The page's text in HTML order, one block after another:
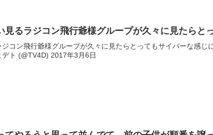
見るラジコン飛行爺様グループが久々に見たらと
コン飛行爺様グループが久々に見たらとってもサイバーな感
ト (@TV4D) 2017年3月6日